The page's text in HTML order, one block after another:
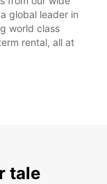
global leader in
world class
rental, all at
tale